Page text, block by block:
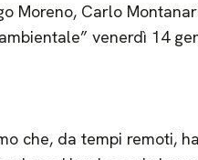
Moreno, Carlo
venerdì 14
che, da tempi remoti,